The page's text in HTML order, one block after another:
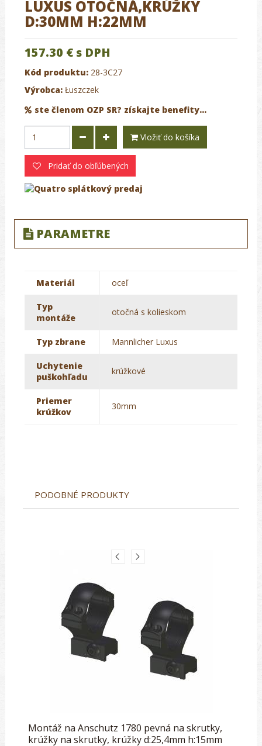
LUXUS OTOČNÁ,KRÚŽKY
D:30MM H:22MM
157.30 € s DPH
Kód produktu: 28-3C27
Výrobca: Łuszczek
ste členom OZP SR? získajte benefity...
Vložiť do košíka
Pridať do obľúbených
PARAMETRE
Materiál oceľ
Typ
montáže
otočná s kolieskom
Typ zbrane Mannlicher Luxus
Uchytenie
puškohľadu
krúžkové
Priemer
krúžkov
30mm
PODOBNÉ PRODUKTY
Montáž na Anschutz 1780 pevná na skrutky,
krúžky na skrutky, krúžky d:25,4mm h:15mm